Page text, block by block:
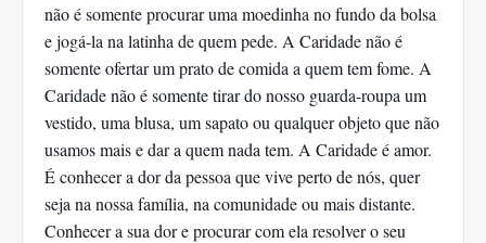
não é somente procurar uma moedinha no fundo da bolsa
e jogá-la na latinha de quem pede. A Caridade não é
somente ofertar um prato de comida a quem tem fome. A
Caridade não é somente tirar do nosso guarda-roupa um
vestido, uma blusa, um sapato ou qualquer objeto que não
usamos mais e dar a quem nada tem. A Caridade é amor.
É conhecer a dor da pessoa que vive perto de nós, quer
seja na nossa família, na comunidade ou mais distante.
Conhecer a sua dor e procurar com ela resolver o seu